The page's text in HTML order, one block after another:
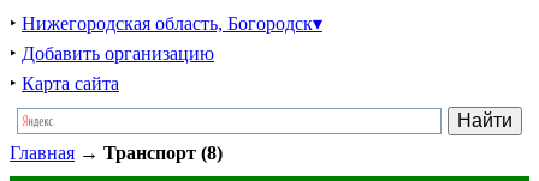
‣ Нижегородская область, Богородск▾
‣ Добавить организацию
‣ Карта сайта
Главная → Транспорт (8)